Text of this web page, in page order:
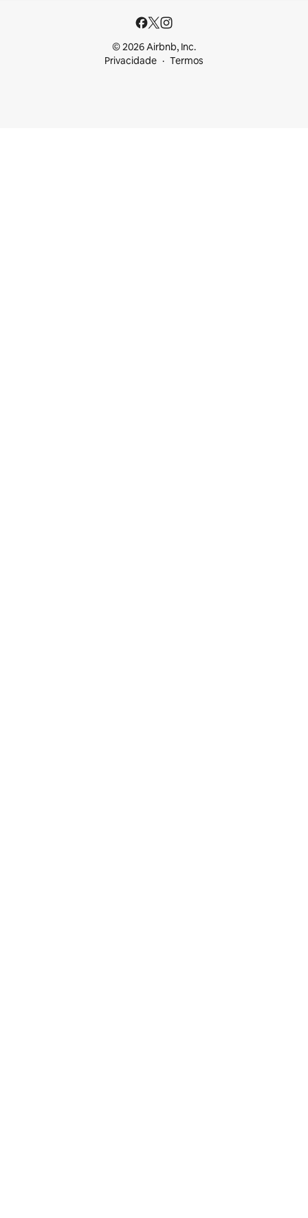
© 2026 Airbnb, Inc.
Privacidade
Termos